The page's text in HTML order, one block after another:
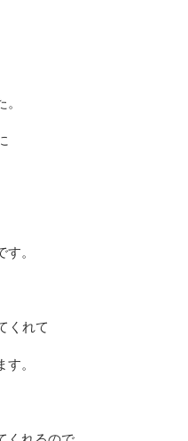
。
くれて
。